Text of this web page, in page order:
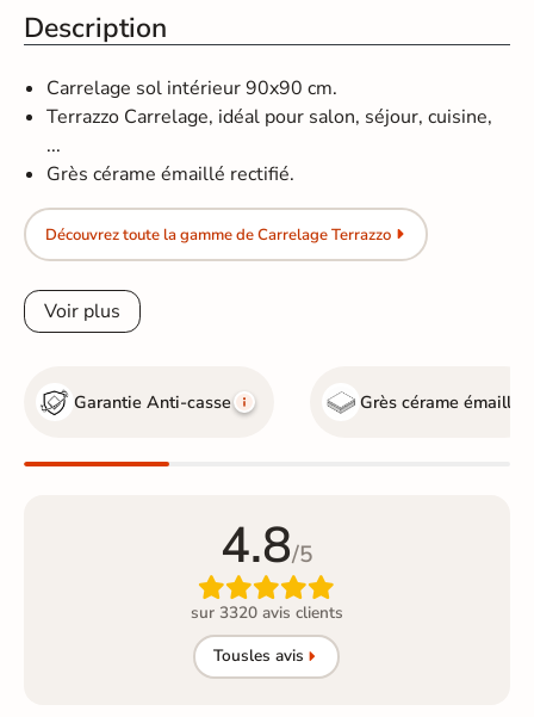
Description
Carrelage sol intérieur 90x90 cm.
Terrazzo Carrelage, idéal pour salon, séjour, cuisine,
...
Grès cérame émaillé rectifié.
Découvrez toute la gamme de Carrelage Terrazzo
Voir plus
Garantie Anti-casse Grès cérame émaillé
4.8/5

sur 3320 avis clients
Tousles avis